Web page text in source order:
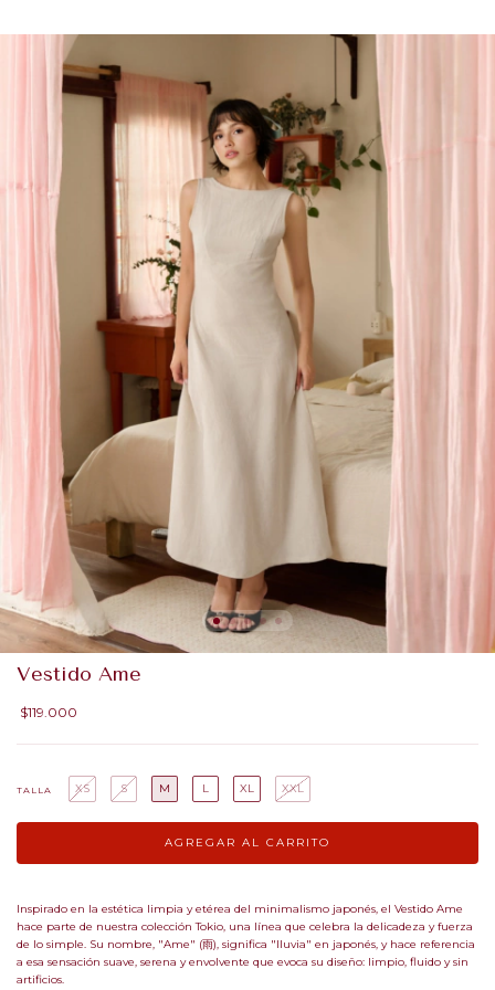
Vestido Ame
$119.000
TALLA XS S M L XL XXL
Inspirado en la estética limpia y etérea del minimalismo japonés, el Vestido Ame
hace parte de nuestra colección Tokio, una línea que celebra la delicadeza y fuerza
de lo simple. Su nombre, "Ame" (雨), significa "lluvia" en japonés, y hace referencia
a esa sensación suave, serena y envolvente que evoca su diseño: limpio, fluido y sin
artificios.